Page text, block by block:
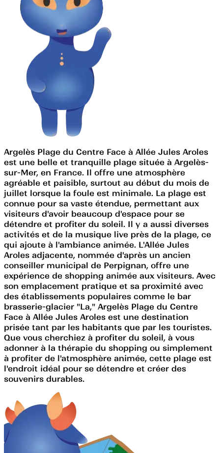
Argelès Plage du Centre Face à Allée Jules Aroles
est une belle et tranquille plage située à Argelès-
sur-Mer, en France. Il offre une atmosphère
agréable et paisible, surtout au début du mois de
juillet lorsque la foule est minimale. La plage est
connue pour sa vaste étendue, permettant aux
visiteurs d'avoir beaucoup d'espace pour se
détendre et profiter du soleil. Il y a aussi diverses
activités et de la musique live près de la plage, ce
qui ajoute à l'ambiance animée. L'Allée Jules
Aroles adjacente, nommée d'après un ancien
conseiller municipal de Perpignan, offre une
expérience de shopping animée aux visiteurs. Avec
son emplacement pratique et sa proximité avec
des établissements populaires comme le bar
brasserie-glacier "La," Argelès Plage du Centre
Face à Allée Jules Aroles est une destination
prisée tant par les habitants que par les touristes.
Que vous cherchiez à profiter du soleil, à vous
adonner à la thérapie du shopping ou simplement
à profiter de l'atmosphère animée, cette plage est
l'endroit idéal pour se détendre et créer des
souvenirs durables.